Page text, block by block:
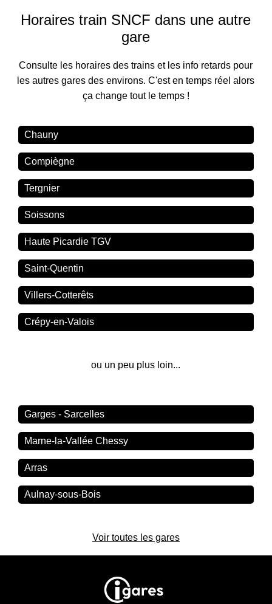
Horaires train SNCF dans une autre
gare
Consulte les horaires des trains et les info retards pour
les autres gares des environs. C'est en temps réel alors
ça change tout le temps !
Chauny
Compiègne
Tergnier
Soissons
Haute Picardie TGV
Saint-Quentin
Villers-Cotterêts
Crépy-en-Valois
ou un peu plus loin...
Garges - Sarcelles
Marne-la-Vallée Chessy
Arras
Aulnay-sous-Bois
Voir toutes les gares